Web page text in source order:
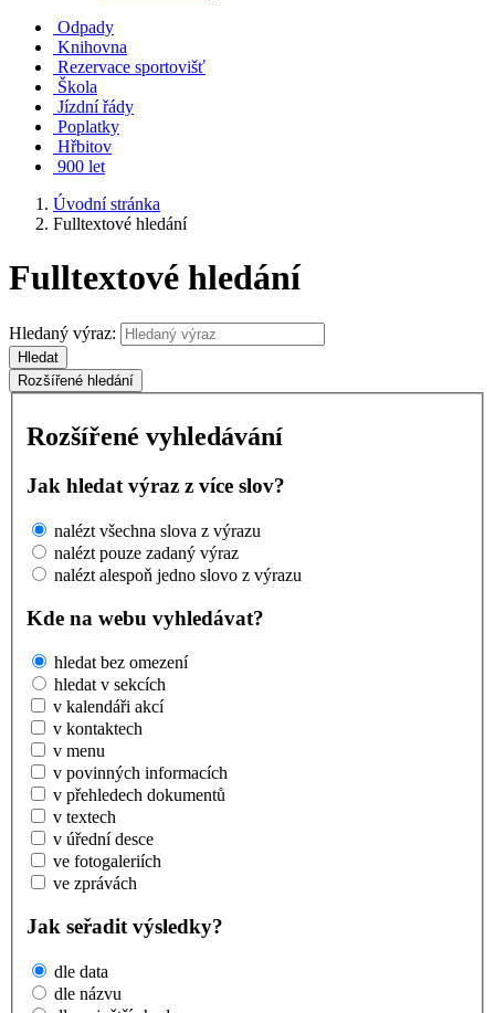
Odpady
Knihovna
Rezervace sportovišť
Škola
Jízdní řády
Poplatky
Hřbitov
900 let
Úvodní stránka
Fulltextové hledání
Fulltextové hledání
Hledaný výraz:
Hledat
Rozšířené hledání
Rozšířené vyhledávání
Jak hledat výraz z více slov?
nalézt všechna slova z výrazu
nalézt pouze zadaný výraz
nalézt alespoň jedno slovo z výrazu
Kde na webu vyhledávat?
hledat bez omezení
hledat v sekcích
v kalendáři akcí
v kontaktech
v menu
v povinných informacích
v přehledech dokumentů
v textech
v úřední desce
ve fotogaleriích
ve zprávách
Jak seřadit výsledky?
dle data
dle názvu